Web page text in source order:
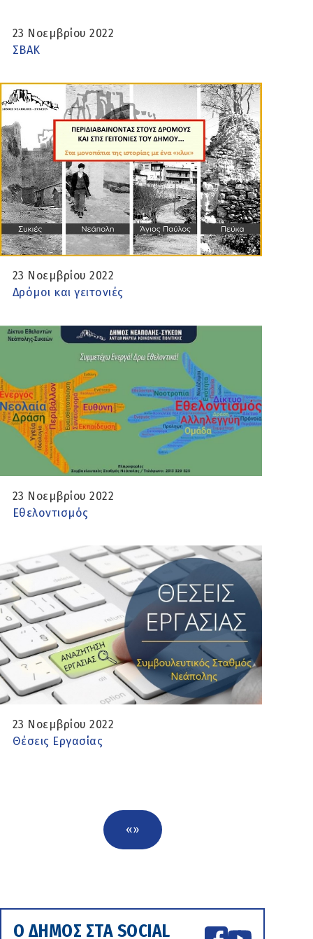
23 Νοεμβρίου 2022
ΣΒΑΚ
23 Νοεμβρίου 2022
Δρόμοι και γειτονιές
23 Νοεμβρίου 2022
Εθελοντισμός
23 Νοεμβρίου 2022
Θέσεις Εργασίας
«»
Ο ΔΗΜΟΣ ΣΤΑ SOCIAL